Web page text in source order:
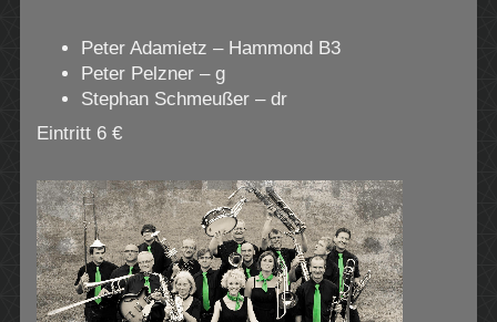
Peter Adamietz – Hammond B3
Peter Pelzner – g
Stephan Schmeußer – dr
Eintritt 6 €